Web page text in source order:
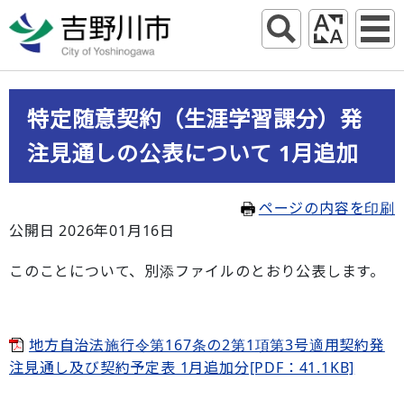
特定随意契約（生涯学習課分）発
注見通しの公表について 1月追加
ページの内容を印刷
公開日 2026年01月16日
このことについて、別添ファイルのとおり公表します。
地方自治法施行令第167条の2第1項第3号適用契約発
注見通し及び契約予定表 1月追加分[PDF：41.1KB]